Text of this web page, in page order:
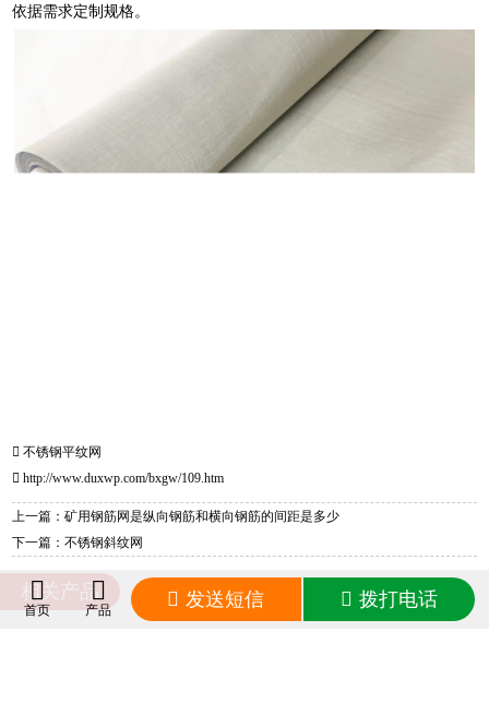
依据需求定制规格。
不锈钢平纹网
http://www.duxwp.com/bxgw/109.htm
上一篇：矿用钢筋网是纵向钢筋和横向钢筋的间距是多少
下一篇：不锈钢斜纹网
相关产品
首页 产品 发送短信 拨打电话